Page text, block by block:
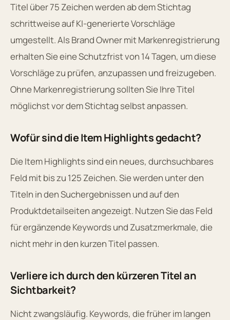
Titel über 75 Zeichen werden ab dem Stichtag
schrittweise auf KI-generierte Vorschläge
umgestellt. Als Brand Owner mit Markenregistrierung
erhalten Sie eine Schutzfrist von 14 Tagen, um diese
Vorschläge zu prüfen, anzupassen und freizugeben.
Ohne Markenregistrierung sollten Sie Ihre Titel
möglichst vor dem Stichtag selbst anpassen.
Wofür sind die Item Highlights gedacht?
Die Item Highlights sind ein neues, durchsuchbares
Feld mit bis zu 125 Zeichen. Sie werden unter den
Titeln in den Suchergebnissen und auf den
Produktdetailseiten angezeigt. Nutzen Sie das Feld
für ergänzende Keywords und Zusatzmerkmale, die
nicht mehr in den kurzen Titel passen.
Verliere ich durch den kürzeren Titel an
Sichtbarkeit?
Nicht zwangsläufig. Keywords, die früher im langen